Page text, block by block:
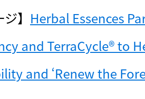
】 Herbal Essences
and TerraCycle® to
and ‘Renew the